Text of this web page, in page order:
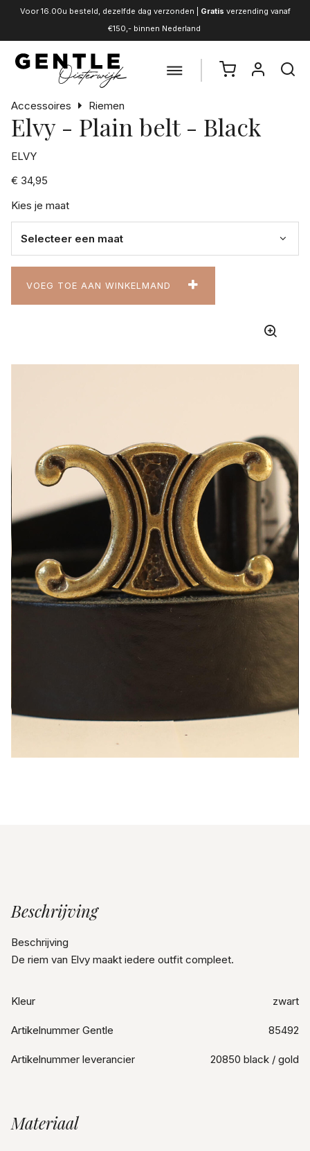
Voor 16.00u besteld, dezelfde dag verzonden | Gratis verzending vanaf
€150,- binnen Nederland
Accessoires Riemen
Elvy - Plain belt - Black
ELVY
€ 34,95
Kies je maat
VOEG TOE AAN WINKELMAND
Beschrijving
Beschrijving
De riem van Elvy maakt iedere outfit compleet.
Kleur zwart
Artikelnummer Gentle 85492
Artikelnummer leverancier 20850 black / gold
Materiaal